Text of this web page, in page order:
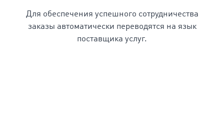
Для обеспечения успешного сотрудничества
заказы автоматически переводятся на язык
поставщика услуг.